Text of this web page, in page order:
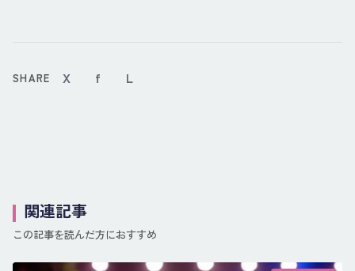
SHARE X f L
関連記事
この記事を読んだ方におすすめ